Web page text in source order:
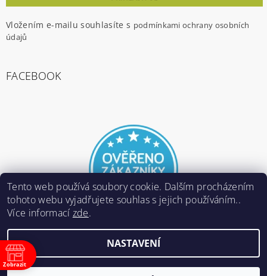
Vložením e-mailu souhlasíte s podmínkami ochrany osobních
údajů
FACEBOOK
E-ARMY.cz, všechna práva vyhrazena
Vytvořil Shoptet
Zobrazit
Tento web používá soubory cookie. Dalším procházením
tohoto webu vyjadřujete souhlas s jejich používáním..
Více informací zde.
NASTAVENÍ